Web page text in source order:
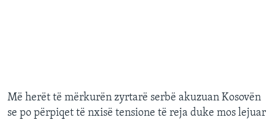
Më herët të mërkurën zyrtarë serbë akuzuan Kosovën
se po përpiqet të nxisë tensione të reja duke mos lejuar